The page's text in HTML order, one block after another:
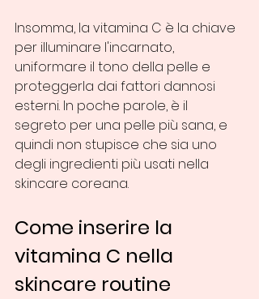
Insomma, la vitamina C è la chiave
per illuminare l'incarnato,
uniformare il tono della pelle e
proteggerla dai fattori dannosi
esterni. In poche parole, è il
segreto per una pelle più sana, e
quindi non stupisce che sia uno
degli ingredienti più usati nella
skincare coreana.
Come inserire la
vitamina C nella
skincare routine